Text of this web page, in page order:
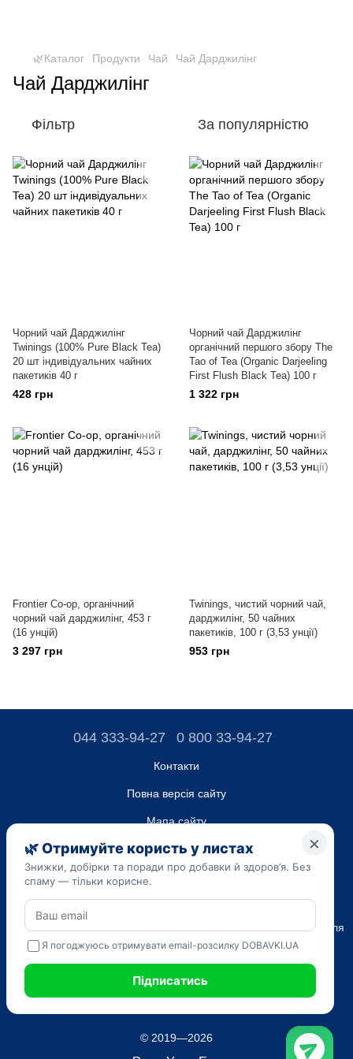
🌿Каталог Продукти Чай Чай Дарджилінг
Чай Дарджилінг
Фільтр За популярністю
Чорний чай Дарджилінг
Twinings (100% Pure Black Tea)
20 шт індивідуальних чайних
пакетиків 40 г
428 грн
Чорний чай Дарджилінг
органічний першого збору The
Tao of Tea (Organic Darjeeling
First Flush Black Tea) 100 г
1 322 грн
Frontier Co-op, органічний
чорний чай дарджилінг, 453 г
(16 унцій)
3 297 грн
Twinings, чистий чорний чай,
дарджилінг, 50 чайних
пакетиків, 100 г (3,53 унції)
953 грн
044 333-94-27 0 800 33-94-27
Контакти
Повна версія сайту
Мапа сайту
ТОВ “ДО ЮА”,
Код ЄДРПОУ 45223262
Дата реєстрації 14.09.2023
Наведена на сайті dobavki.ua інформація носить виключно
Ознайомчий характер. Не використовуйте нашу інформацію для
діагностики та лікування. Тільки ваш Лікуючий лікар може
САМОЛІКУВАННЯ МОЖЕ БУТИ ШКІДЛИВИМ ДЛЯ ВАШОГО
© 2019—2026